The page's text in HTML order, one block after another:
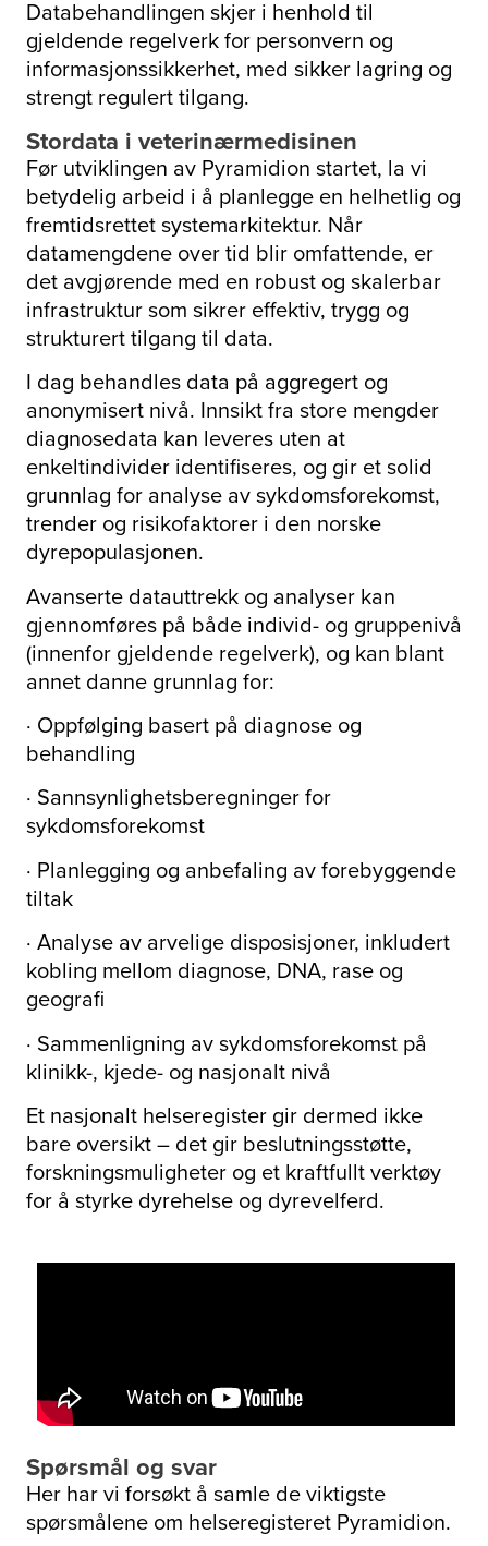
Databehandlingen skjer i henhold til
gjeldende regelverk for personvern og
informasjonssikkerhet, med sikker lagring og
strengt regulert tilgang.
Stordata i veterinærmedisinen
Før utviklingen av Pyramidion startet, la vi
betydelig arbeid i å planlegge en helhetlig og
fremtidsrettet systemarkitektur. Når
datamengdene over tid blir omfattende, er
det avgjørende med en robust og skalerbar
infrastruktur som sikrer effektiv, trygg og
strukturert tilgang til data.
I dag behandles data på aggregert og
anonymisert nivå. Innsikt fra store mengder
diagnosedata kan leveres uten at
enkeltindivider identifiseres, og gir et solid
grunnlag for analyse av sykdomsforekomst,
trender og risikofaktorer i den norske
dyrepopulasjonen.
Avanserte datauttrekk og analyser kan
gjennomføres på både individ- og gruppenivå
(innenfor gjeldende regelverk), og kan blant
annet danne grunnlag for:
· Oppfølging basert på diagnose og
behandling
· Sannsynlighetsberegninger for
sykdomsforekomst
· Planlegging og anbefaling av forebyggende
tiltak
· Analyse av arvelige disposisjoner, inkludert
kobling mellom diagnose, DNA, rase og
geografi
· Sammenligning av sykdomsforekomst på
klinikk-, kjede- og nasjonalt nivå
Et nasjonalt helseregister gir dermed ikke
bare oversikt – det gir beslutningsstøtte,
forskningsmuligheter og et kraftfullt verktøy
for å styrke dyrehelse og dyrevelferd.
Spørsmål og svar
Her har vi forsøkt å samle de viktigste
spørsmålene om helseregisteret Pyramidion.